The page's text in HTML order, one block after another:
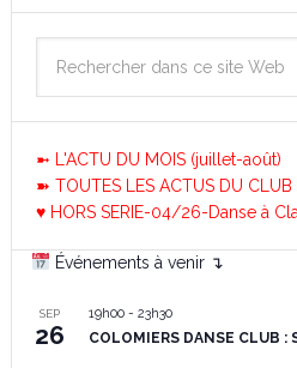
➼ L'ACTU DU MOIS (juillet-août)
➽ TOUTES LES ACTUS DU CLUB
♥ HORS SERIE-04/26-Danse à
Événements à venir ↴
SEP
26
19h00- 23h30
COLOMIERS DANSE CLUB